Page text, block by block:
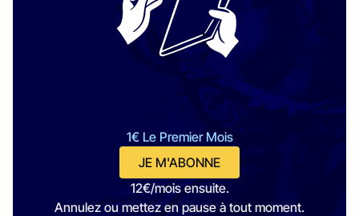
1€ Le Premier Mois
JE M'ABONNE
12€/mois ensuite.
Annulez ou mettez en pause à tout moment.